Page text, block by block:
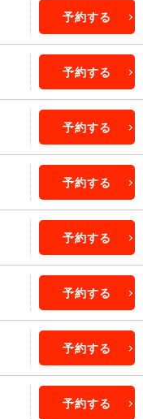
予約する
予約する
予約する
予約する
予約する
予約する
予約する
予約する